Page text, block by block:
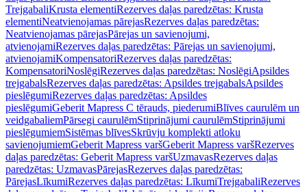
TrejgabaliKrusta elementiRezerves daļas paredzētas: Krusta
elementiNeatvienojamas pārejasRezerves daļas paredzētas:
Neatvienojamas pārejasPārejas un savienojumi,
atvienojamiRezerves daļas paredzētas: Pārejas un savienojumi,
atvienojamiKompensatoriRezerves daļas paredzētas:
KompensatoriNoslēgiRezerves daļas paredzētas: NoslēgiApsildes
trejgabalsRezerves daļas paredzētas: Apsildes trejgabalsApsildes
pieslēgumiRezerves daļas paredzētas: Apsildes
pieslēgumiGeberit Mapress C tērauds, piederumiBlīves caurulēm un
veidgabaliemPārsegi caurulēmStiprinājumi caurulēmStiprinājumi
pieslēgumiemSistēmas blīvesSkrūvju komplekti atloku
savienojumiemGeberit Mapress varšGeberit Mapress varšRezerves
daļas paredzētas: Geberit Mapress varšUzmavasRezerves daļas
paredzētas: UzmavasPārejasRezerves daļas paredzētas:
PārejasLīkumiRezerves daļas paredzētas: LīkumiTrejgabaliRezerves